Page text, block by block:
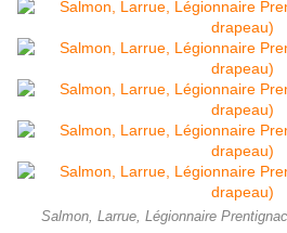
Salmon, Larrue, Légionnaire